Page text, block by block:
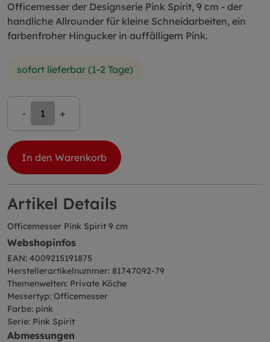
Officemesser der Designserie Pink Spirit, 9 cm - der
handliche Allrounder für kleine Schneidarbeiten, ein
farbenfroher Hingucker in auffälligem Pink.
sofort lieferbar (1-2 Tage)
- +
In den Warenkorb
Artikel Details
Officemesser Pink Spirit 9 cm
Webshopinfos
EAN: 4009215191875
Herstellerartikelnummer: 81747092-79
Themenwelten: Private Köche
Messertyp: Officemesser
Farbe: pink
Serie: Pink Spirit
Abmessungen